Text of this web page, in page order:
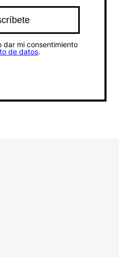
dar mi consentimiento
de datos.